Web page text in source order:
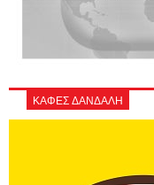
ΚΑΦΕΣ ΔΑΝΔΑΛΗ